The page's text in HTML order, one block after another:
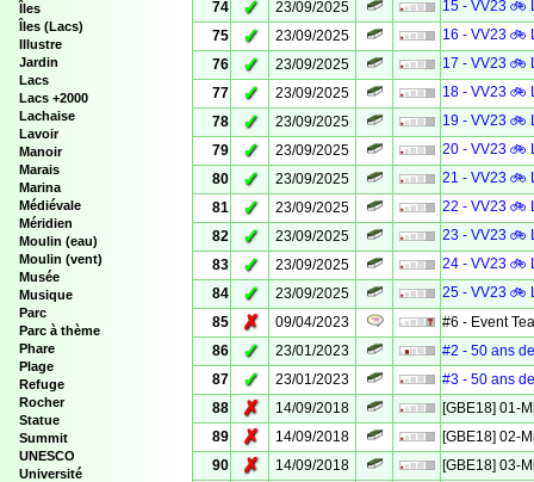
Îles
Îles (Lacs)
Illustre
Jardin
Lacs
Lacs +2000
Lachaise
Lavoir
Manoir
Marais
Marina
Médiévale
Méridien
Moulin (eau)
Moulin (vent)
Musée
Musique
Parc
Parc à thème
Phare
Plage
Refuge
Rocher
Statue
Summit
UNESCO
Université
74 ✓ 23/09/2025
15 - VV23 🚲
75
✓ 23/09/2025
16 - VV23 🚲
76
✓ 23/09/2025
17 - VV23 🚲
77
✓ 23/09/2025
18 - VV23 🚲
78
✓ 23/09/2025
19 - VV23 🚲
79
✓ 23/09/2025
20 - VV23 🚲
80
✓ 23/09/2025
21 - VV23 🚲
81
✓ 23/09/2025
22 - VV23 🚲
82
✓ 23/09/2025
23 - VV23 🚲
83
✓ 23/09/2025
24 - VV23 🚲
84
✓ 23/09/2025
25 - VV23 🚲
85
✗ 09/04/2023
#6 - Event
86
✓ 23/01/2023
#2 - 50 ans
87
✓ 23/01/2023
#3 - 50 ans
88
✗ 14/09/2018
[GBE18] 01-
89
✗ 14/09/2018
[GBE18] 02-
90
✗ 14/09/2018
[GBE18] 03-